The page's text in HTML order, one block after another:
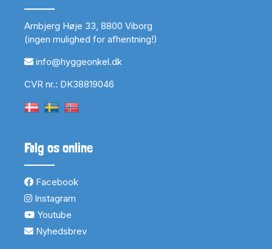
Arnbjerg Høje 33, 8800 Viborg
(ingen mulighed for afhentning!)
info@hyggeonkel.dk
CVR nr.: DK38819046
Følg os online
Facebook
Instagram
Youtube
Nyhedsbrev